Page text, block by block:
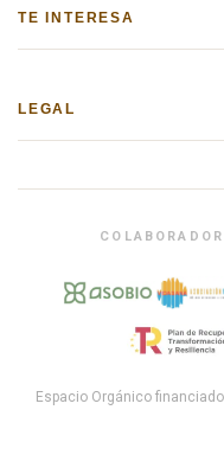
TE INTERESA
LEGAL
Espacio Orgánico